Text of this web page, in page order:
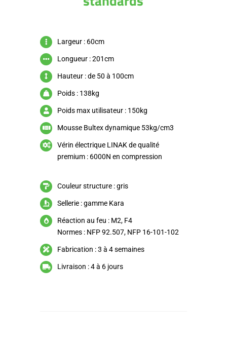
Largeur : 60cm
Longueur : 201cm
Hauteur : de 50 à 100cm
Poids : 138kg
Poids max utilisateur : 150kg
Mousse Bultex dynamique 53kg/cm3
Vérin électrique LINAK de qualité
premium : 6000N en compression
Couleur structure : gris
Sellerie : gamme Kara
Réaction au feu : M2, F4
Normes : NFP 92.507, NFP 16-101-102
Fabrication : 3 à 4 semaines
Livraison : 4 à 6 jours